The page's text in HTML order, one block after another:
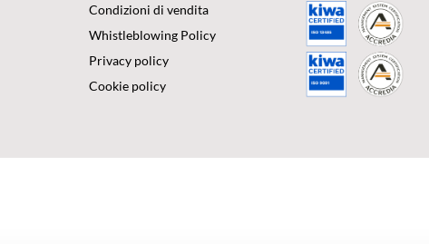
Condizioni di vendita
Whistleblowing Policy
Privacy policy
Cookie policy